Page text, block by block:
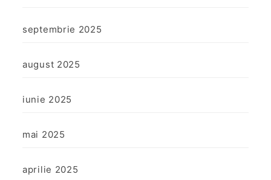
septembrie 2025
august 2025
iunie 2025
mai 2025
aprilie 2025